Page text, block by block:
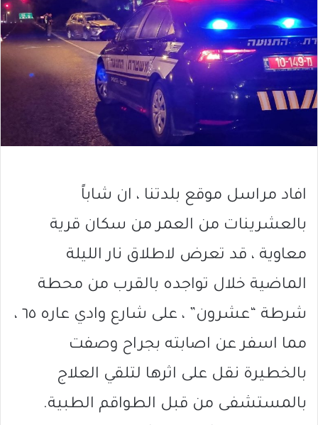
افاد مراسل موقع بلدتنا ، ان شاباً
بالعشرينات من العمر من سكان قرية
معاوية ، قد تعرض لاطلاق نار الليلة
الماضية خلال تواجده بالقرب من محطة
شرطة “عشرون” ، على شارع وادي عاره ٦٥ ،
مما اسفر عن اصابته بجراح وصفت
بالخطيرة نقل على اثرها لتلقي العلاج
بالمستشفى من قبل الطواقم الطبية.